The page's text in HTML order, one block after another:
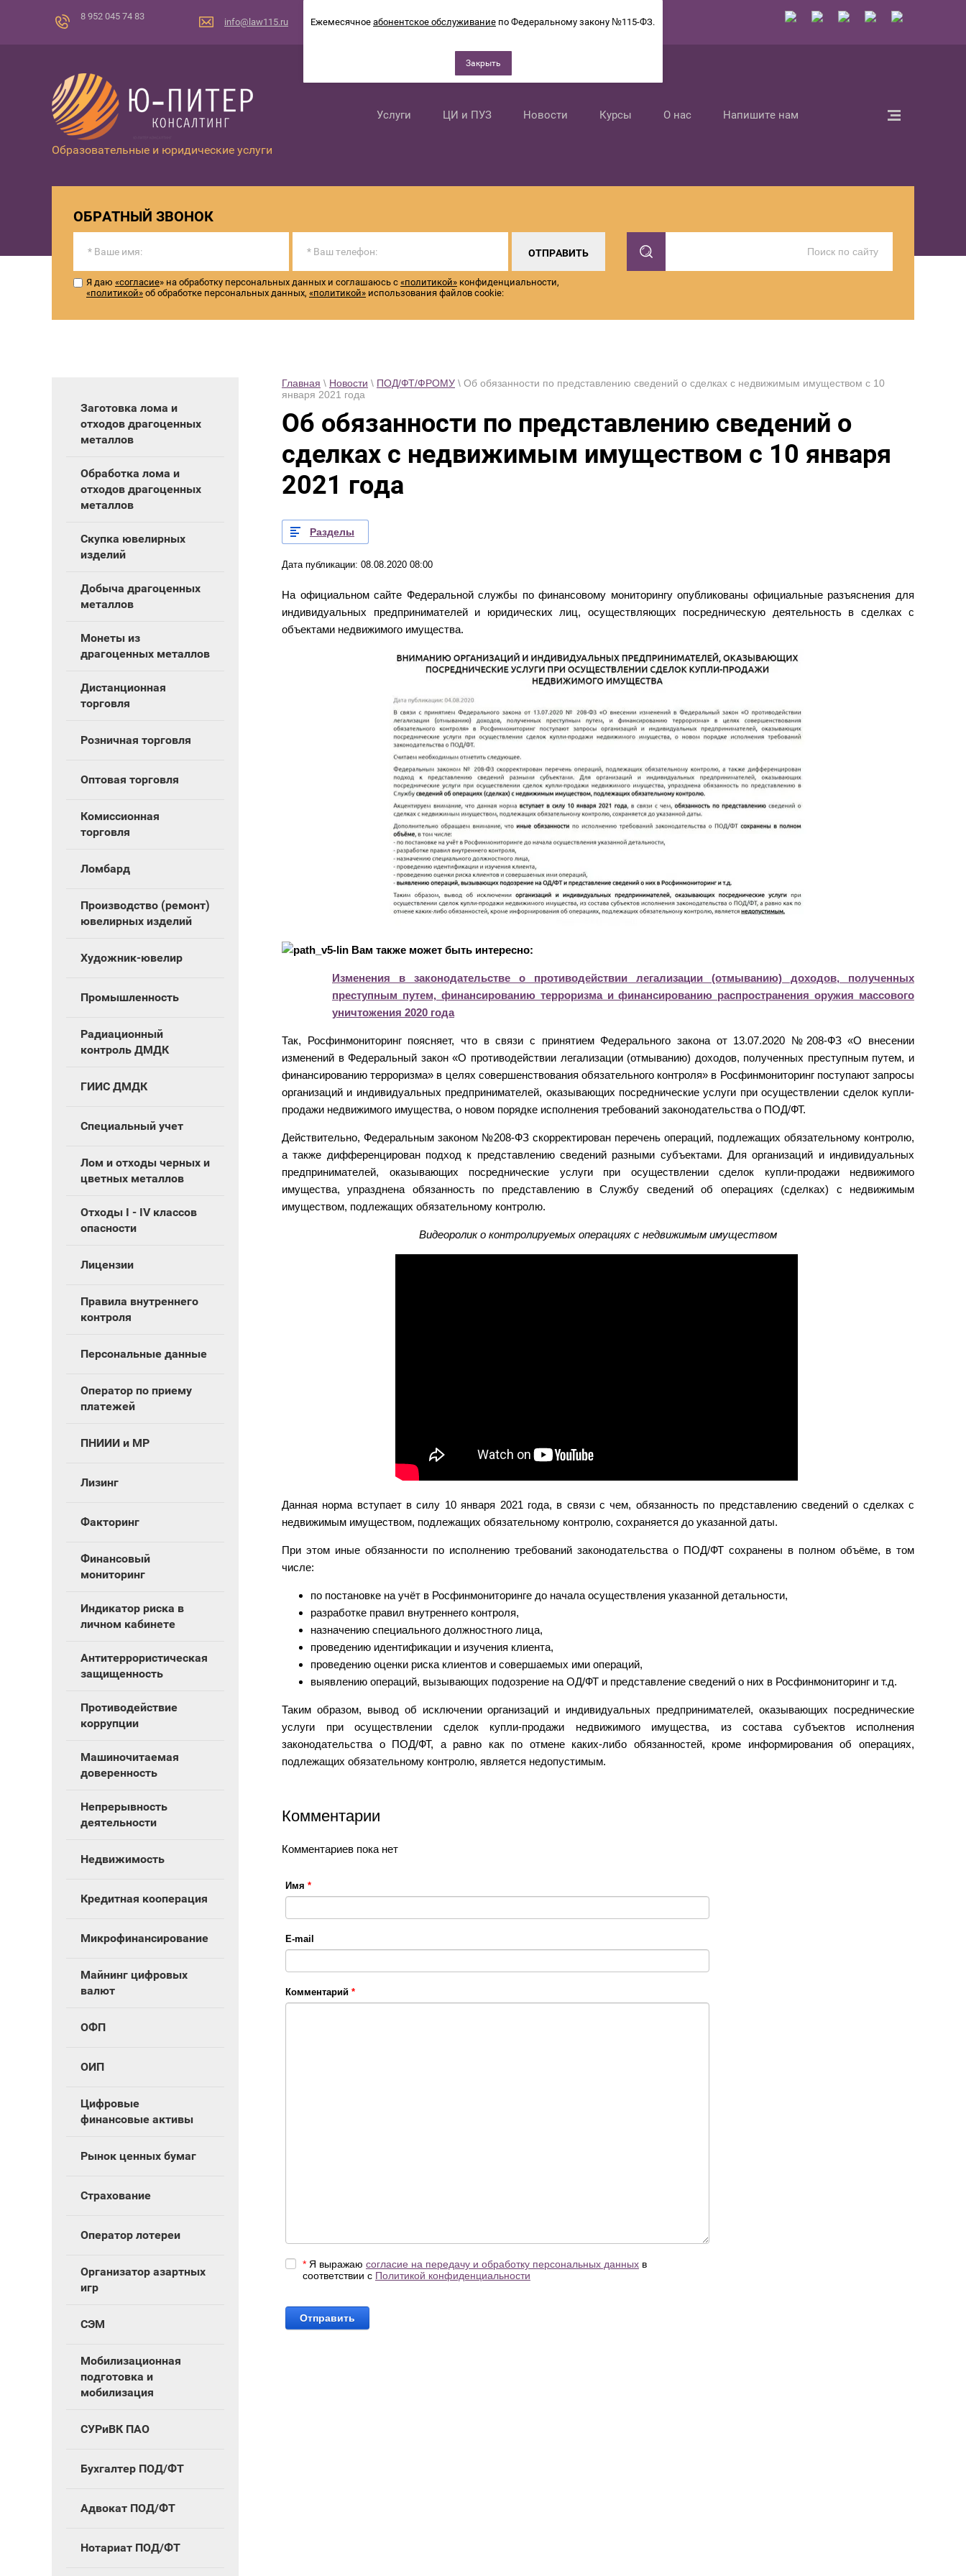
8 952 045 74 83 info@law115.ru
Образовательные и юридические услуги
Услуги ЦИ и ПУЗ Новости Курсы О нас Напишите нам
ОБРАТНЫЙ ЗВОНОК
ОТПРАВИТЬ
Я даю «согласие» на обработку персональных данных и соглашаюсь с «политикой» конфиденциальности,
«политикой» об обработке персональных данных, «политикой» использования файлов cookie:
Заготовка лома и
отходов драгоценных
металлов
Обработка лома и
отходов драгоценных
металлов
Скупка ювелирных
изделий
Добыча драгоценных
металлов
Монеты из
драгоценных металлов
Дистанционная
торговля
Розничная торговля
Оптовая торговля
Комиссионная
торговля
Ломбард
Производство (ремонт)
ювелирных изделий
Художник-ювелир
Промышленность
Радиационный
контроль ДМДК
ГИИС ДМДК
Специальный учет
Лом и отходы черных и
цветных металлов
Отходы I - IV классов
опасности
Лицензии
Правила внутреннего
контроля
Персональные данные
Оператор по приему
платежей
ПНИИИ и МР
Лизинг
Факторинг
Финансовый
мониторинг
Индикатор риска в
личном кабинете
Антитеррористическая
защищенность
Противодействие
коррупции
Машиночитаемая
доверенность
Непрерывность
деятельности
Недвижимость
Кредитная кооперация
Микрофинансирование
Майнинг цифровых
валют
ОФП
ОИП
Цифровые
финансовые активы
Рынок ценных бумаг
Страхование
Оператор лотереи
Организатор азартных
игр
СЭМ
Мобилизационная
подготовка и
мобилизация
СУРиВК ПАО
Бухгалтер ПОД/ФТ
Адвокат ПОД/ФТ
Нотариат ПОД/ФТ
Главная \ Новости \ ПОД/ФТ/ФРОМУ \ Об обязанности по представлению сведений о сделках с недвижимым имуществом с 10
января 2021 года
Об обязанности по представлению сведений о
сделках с недвижимым имуществом с 10 января
2021 года
Разделы
Дата публикации: 08.08.2020 08:00
На официальном сайте Федеральной службы по финансовому мониторингу опубликованы официальные разъяснения для
индивидуальных предпринимателей и юридических лиц, осуществляющих посредническую деятельность в сделках с
объектами недвижимого имущества.
Вам также может быть интересно:
Изменения в законодательстве о противодействии легализации (отмыванию) доходов, полученных
преступным путем, финансированию терроризма и финансированию распространения оружия массового
уничтожения 2020 года
Так, Росфинмониторинг поясняет, что в связи с принятием Федерального закона от 13.07.2020 №208-ФЗ «О внесении
изменений в Федеральный закон «О противодействии легализации (отмыванию) доходов, полученных преступным путем, и
финансированию терроризма» в целях совершенствования обязательного контроля» в Росфинмониторинг поступают запросы
организаций и индивидуальных предпринимателей, оказывающих посреднические услуги при осуществлении сделок купли-
продажи недвижимого имущества, о новом порядке исполнения требований законодательства о ПОД/ФТ.
Действительно, Федеральным законом №208-ФЗ скорректирован перечень операций, подлежащих обязательному контролю,
а также дифференцирован подход к представлению сведений разными субъектами. Для организаций и индивидуальных
предпринимателей, оказывающих посреднические услуги при осуществлении сделок купли-продажи недвижимого
имущества, упразднена обязанность по представлению в Службу сведений об операциях (сделках) с недвижимым
имуществом, подлежащих обязательному контролю.
Видеоролик о контролируемых операциях с недвижимым имуществом
Данная норма вступает в силу 10 января 2021 года, в связи с чем, обязанность по представлению сведений о сделках с
недвижимым имуществом, подлежащих обязательному контролю, сохраняется до указанной даты.
При этом иные обязанности по исполнению требований законодательства о ПОД/ФТ сохранены в полном объёме, в том
числе:
по постановке на учёт в Росфинмониторинге до начала осуществления указанной детальности,
разработке правил внутреннего контроля,
назначению специального должностного лица,
проведению идентификации и изучения клиента,
проведению оценки риска клиентов и совершаемых ими операций,
выявлению операций, вызывающих подозрение на ОД/ФТ и представление сведений о них в Росфинмониторинг и т.д.
Таким образом, вывод об исключении организаций и индивидуальных предпринимателей, оказывающих посреднические
услуги при осуществлении сделок купли-продажи недвижимого имущества, из состава субъектов исполнения
законодательства о ПОД/ФТ, а равно как по отмене каких-либо обязанностей, кроме информирования об операциях,
подлежащих обязательному контролю, является недопустимым.
Комментарии
Комментариев пока нет
Имя *
E-mail
Комментарий *
* Я выражаю согласие на передачу и обработку персональных данныхв
соответствии с Политикой конфиденциальности
Отправить
Ежемесячное абонентское обслуживание по Федеральному закону №115-ФЗ.
Закрыть